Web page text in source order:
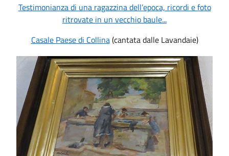
Testimonianza di una ragazzina dell’epoca, ricordi e foto
ritrovate in un vecchio baule...
Casale Paese di Collina(cantata dalle Lavandaie)